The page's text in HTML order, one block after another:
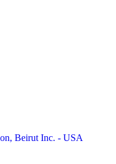
Beirut Inc. - USA